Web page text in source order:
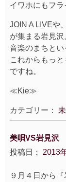
イワホにもフラ
JOIN A LIVEや
が集まる岩見沢
音楽のまちとい
これからもっ
ですね。
≪Kie≫
カテゴリー：
美唄VS岩見沢
投稿日： 2013
９月４日から